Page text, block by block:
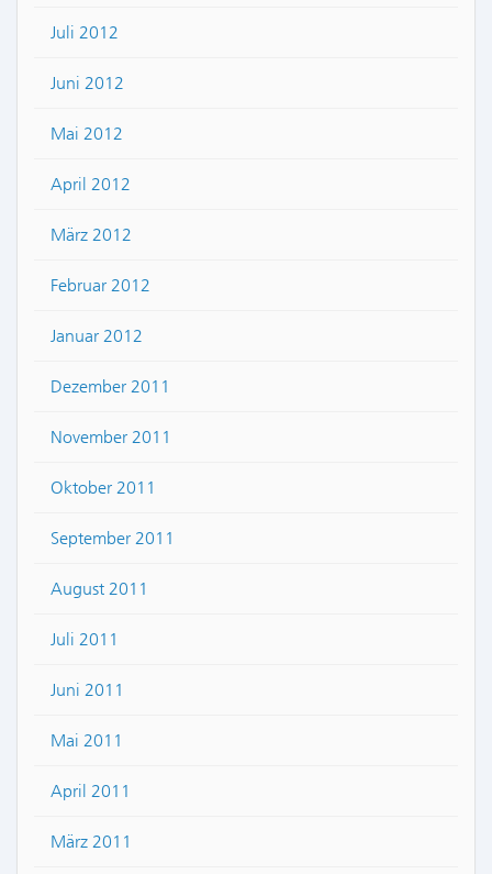
Juli 2012
Juni 2012
Mai 2012
April 2012
März 2012
Februar 2012
Januar 2012
Dezember 2011
November 2011
Oktober 2011
September 2011
August 2011
Juli 2011
Juni 2011
Mai 2011
April 2011
März 2011